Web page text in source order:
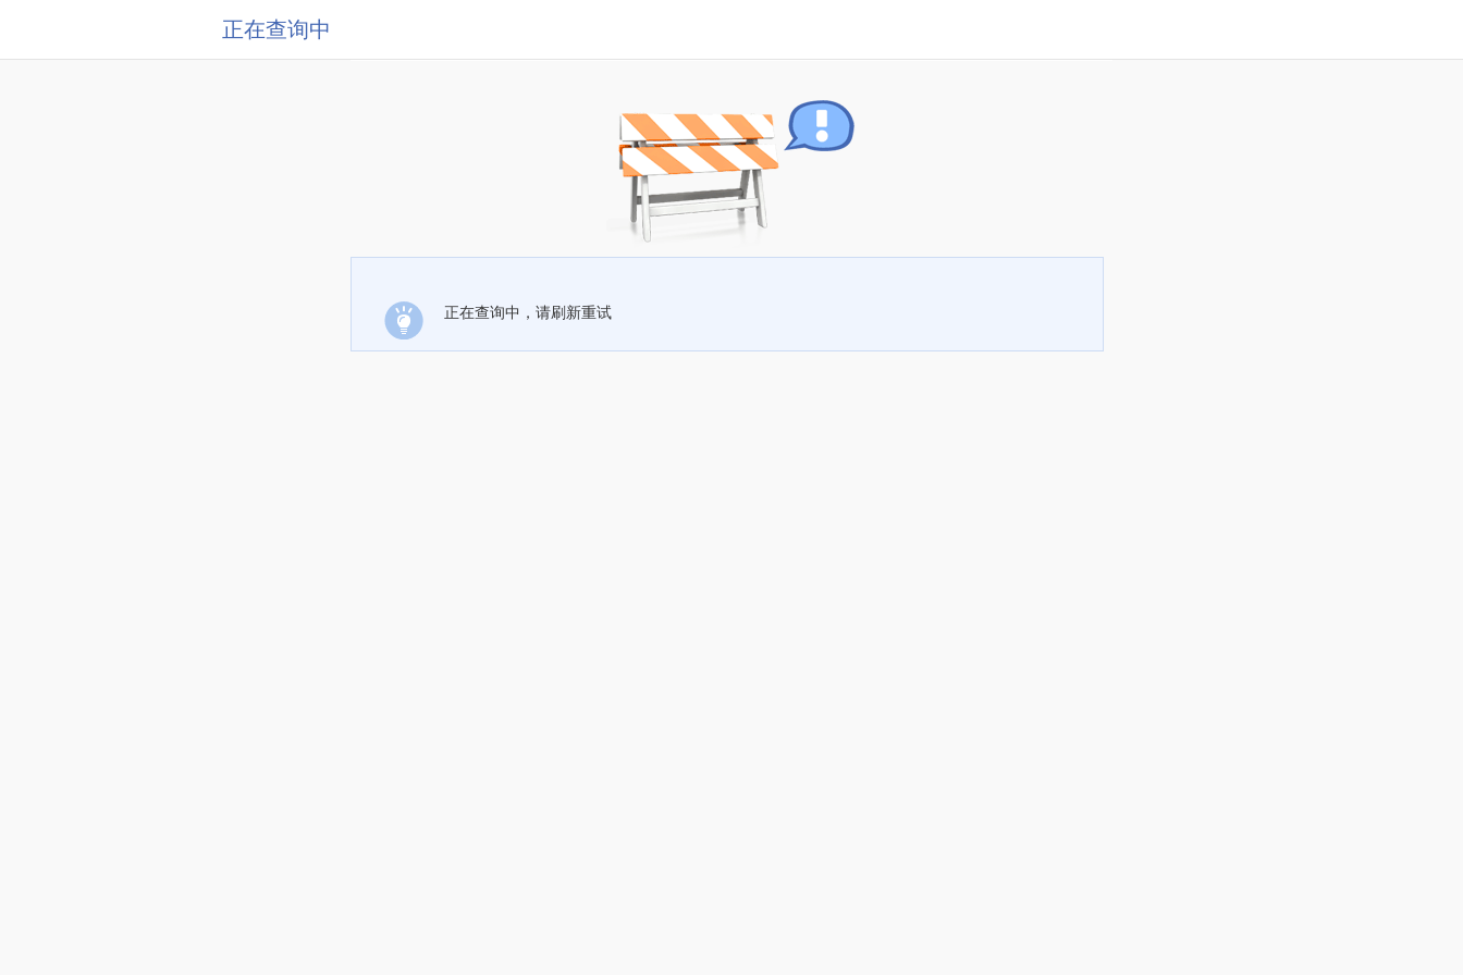
正在查询中
正在查询中，请刷新重试